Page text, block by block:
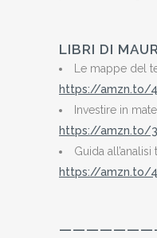
LIBRI DI
Le mappe del
https://amzn.to/
Investire in
https://amzn.to/
Guida all’analisi
https://amzn.to/